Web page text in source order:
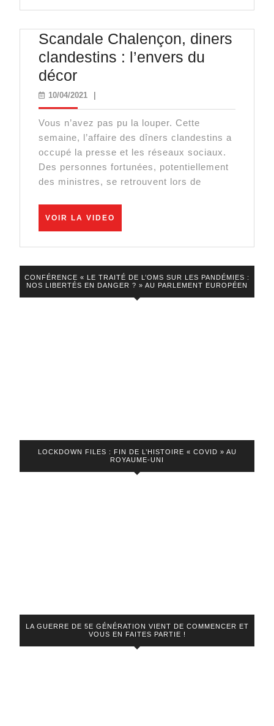
et
Attal
! »
Marc
Doyer,
Myriam
Palomba
et
moi
Scandale Chalençon, diners
clandestins : l’envers du
décorScandale
Chalençon,
diners
clandestins
:
l’envers
du
décor
10/04/202110/04/2021
Vous n’avez pas pu la louper. Cette
semaine, l’affaire des dîners clandestins a
occupé la presse et les réseaux sociaux.
Des personnes fortunées, potentiellement
des ministres, se retrouvent lors de
VOIR LA VIDEO
CONFÉRENCE « LE TRAITÉ DE L’OMS SUR LES PANDÉMIES :
NOS LIBERTÉS EN DANGER ? » AU PARLEMENT EUROPÉEN
LOCKDOWN FILES : FIN DE L’HISTOIRE « COVID » AU
ROYAUME-UNI
LA GUERRE DE 5E GÉNÉRATION VIENT DE COMMENCER ET
VOUS EN FAITES PARTIE !